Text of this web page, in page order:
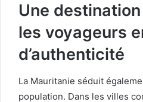
Une
les voyageurs
d’authenticité
La Mauritanie séduit
population. Dans les villes